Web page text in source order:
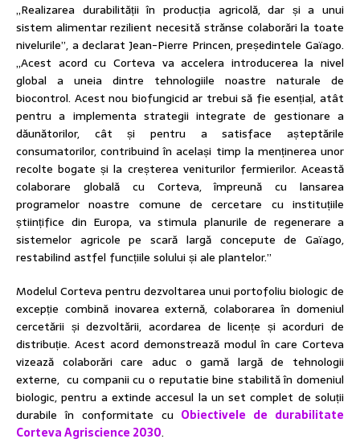
„Realizarea durabilității în producția agricolă, dar și a unui
sistem alimentar rezilient necesită strănse colaborări la toate
nivelurile”, a declarat Jean-Pierre Princen, președintele Gaïago.
„Acest acord cu Corteva va accelera introducerea la nivel
global a uneia dintre tehnologiile noastre naturale de
biocontrol. Acest nou biofungicid ar trebui să fie esențial, atât
pentru a implementa strategii integrate de gestionare a
dăunătorilor, cât și pentru a satisface așteptările
consumatorilor, contribuind în același timp la menținerea unor
recolte bogate și la creșterea veniturilor fermierilor. Această
colaborare globală cu Corteva, împreună cu lansarea
programelor noastre comune de cercetare cu instituțiile
științifice din Europa, va stimula planurile de regenerare a
sistemelor agricole pe scară largă concepute de Gaïago,
restabilind astfel funcțiile solului și ale plantelor.”
Modelul Corteva pentru dezvoltarea unui portofoliu biologic de
excepție combină inovarea externă, colaborarea în domeniul
cercetării și dezvoltării, acordarea de licențe și acorduri de
distribuție. Acest acord demonstrează modul în care Corteva
vizează colaborări care aduc o gamă largă de tehnologii
externe, cu companii cu o reputatie bine stabilită în domeniul
biologic, pentru a extinde accesul la un set complet de soluții
durabile în conformitate cu Obiectivele de durabilitate
Corteva Agriscience 2030.